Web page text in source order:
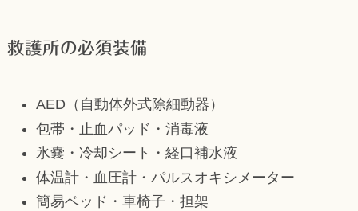
救護所の必須装備
AED（自動体外式除細動器）
包帯・止血パッド・消毒液
氷嚢・冷却シート・経口補水液
体温計・血圧計・パルスオキシメーター
簡易ベッド・車椅子・担架